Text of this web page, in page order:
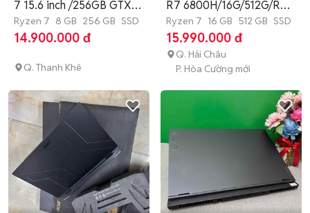
7 15.6 inch /256GB GTX
1650
Ryzen 7 8 GB 256 GB SSD
14.900.000 đ
Q. Thanh Khê
R7 6800H/16G/512G/RTX
3050
Ryzen 7 16 GB 512 GB SSD
15.990.000 đ
Q. Hải Châu
P. Hòa Cường mới